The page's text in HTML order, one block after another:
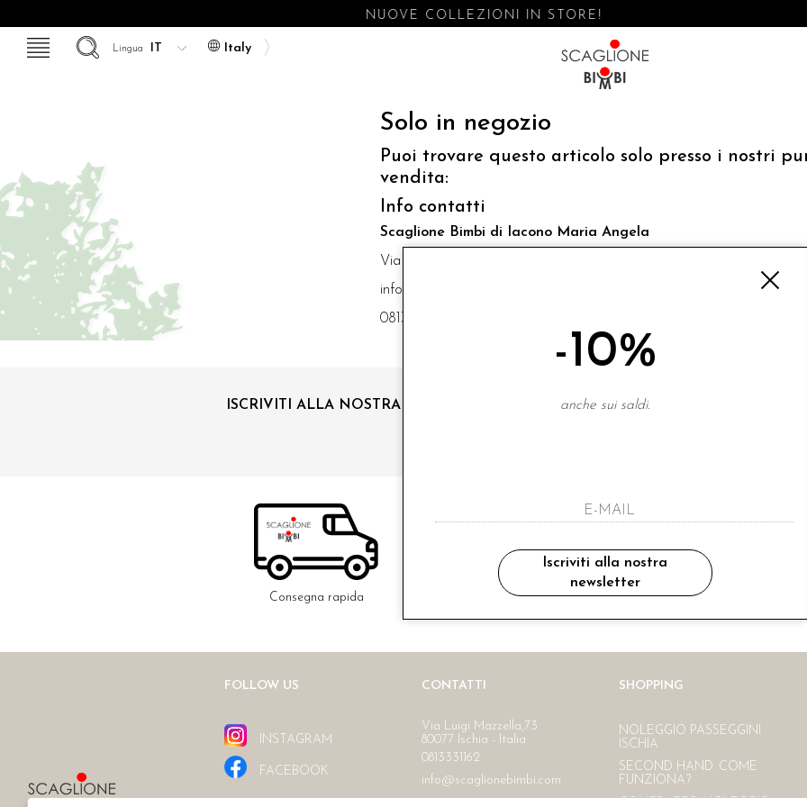
NUOVE COLLEZIONI IN STORE!
Italy
Lingua
Solo in negozio
Puoi trovare questo articolo solo presso i nostri
vendita:
Info contatti
Scaglione Bimbi di Iacono Maria Angela
Via Luigi Mazzella,73 80077 Ischia
info@scaglionebimbi.com
0813331162
ISCRIVITI ALLA NOSTRA NEWSLETTER
ho letto ed accettato le condizioni sulla
Consegna rapida Ritiro in negozio
Consegna gratuita in Italia
FOLLOW US
INSTAGRAM
FACEBOOK
CONTATTI
Via Luigi Mazzella,73
80077 Ischia - Italia
0813331162
info@scaglionebimbi.com
SHOPPING
NOLEGGIO PASSEGGINI
ISCHIA
SECOND HAND. COME
FUNZIONA?
-10%
anche sui saldi.
Iscriviti alla nostra
newsletter